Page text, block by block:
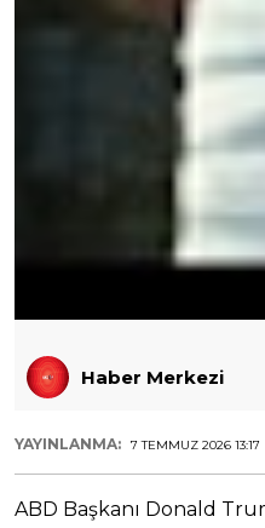
Haber Merkezi
YAYINLANMA: 7 TEMMUZ 2026 13:17
ABD Başkanı Donald